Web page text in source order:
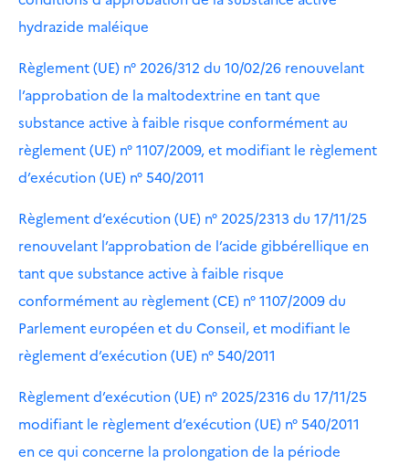
hydrazide maléique
Règlement (UE) n° 2026/312 du 10/02/26 renouvelant
l’approbation de la maltodextrine en tant que
substance active à faible risque conformément au
règlement (UE) n° 1107/2009, et modifiant le règlement
d’exécution (UE) n° 540/2011
Règlement d’exécution (UE) n° 2025/2313 du 17/11/25
renouvelant l’approbation de l’acide gibbérellique en
tant que substance active à faible risque
conformément au règlement (CE) n° 1107/2009 du
Parlement européen et du Conseil, et modifiant le
règlement d’exécution (UE) n° 540/2011
Règlement d’exécution (UE) n° 2025/2316 du 17/11/25
modifiant le règlement d’exécution (UE) n° 540/2011
en ce qui concerne la prolongation de la période